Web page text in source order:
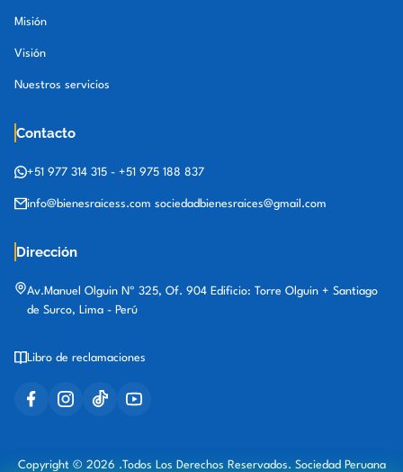
Misión
Visión
Nuestros servicios
Contacto
+51 977 314 315 - +51 975 188 837
info@bienesraicess.com sociedadbienesraices@gmail.com
Dirección
Av.Manuel Olguin Nº 325, Of. 904 Edificio: Torre Olguin + Santiago
de Surco, Lima - Perú
Libro de reclamaciones
Copyright © 2026 .Todos Los Derechos Reservados. Sociedad Peruana